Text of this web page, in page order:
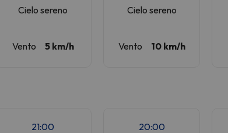
Cielo sereno
Vento 5 km/h
Cielo sereno
Vento 10 km/h
21:00 20:00